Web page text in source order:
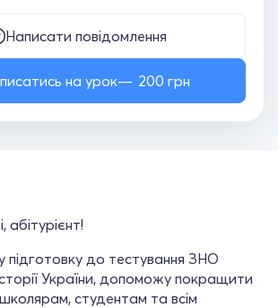
Написати повідомлення
на урок 200 грн
абітурієнт!
підготовку до тестування ЗНО
України, допоможу покращити
школярам, студентам та всім